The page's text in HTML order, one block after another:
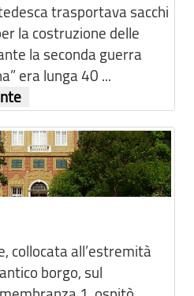
trasportava sacchi
la costruzione delle
la seconda guerra
era lunga 40 ...
collocata all’estremità
borgo, sul